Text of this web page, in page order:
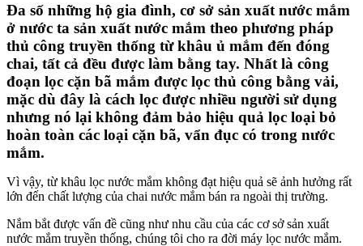
Đa số những hộ gia đình, cơ sở sản xuất nước mắm
ở nước ta sản xuất nước mắm theo phương pháp
thủ công truyền thống từ khâu ủ mắm đến đóng
chai, tất cả đều được làm bằng tay. Nhất là công
đoạn lọc cặn bã mắm được lọc thủ công bằng vải,
mặc dù đây là cách lọc được nhiều người sử dụng
nhưng nó lại không đảm bảo hiệu quả lọc loại bỏ
hoàn toàn các loại cặn bã, vẩn đục có trong nước
mắm.
Vì vậy, từ khâu lọc nước mắm không đạt hiệu quả sẽ ảnh hưởng rất
lớn đến chất lượng của chai nước mắm bán ra ngoài thị trường.
Nắm bắt được vấn đề cũng như nhu cầu của các cơ sở sản xuất
nước mắm truyền thống, chúng tôi cho ra đời máy lọc nước mắm.